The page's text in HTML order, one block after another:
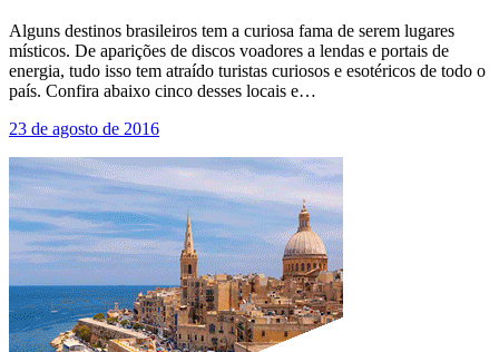
Alguns destinos brasileiros tem a curiosa fama de serem lugares
místicos. De aparições de discos voadores a lendas e portais de
energia, tudo isso tem atraído turistas curiosos e esotéricos de todo o
país. Confira abaixo cinco desses locais e…
23 de agosto de 2016